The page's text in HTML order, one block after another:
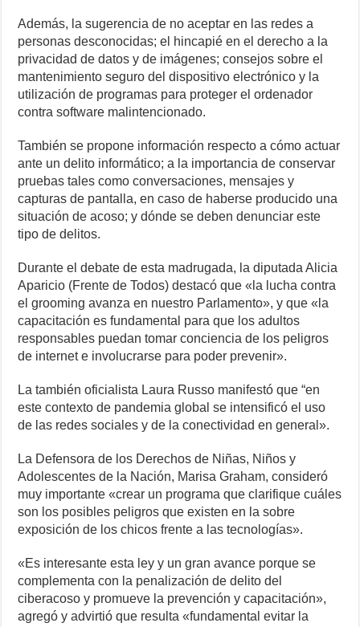
Además, la sugerencia de no aceptar en las redes a
personas desconocidas; el hincapié en el derecho a la
privacidad de datos y de imágenes; consejos sobre el
mantenimiento seguro del dispositivo electrónico y la
utilización de programas para proteger el ordenador
contra software malintencionado.
También se propone información respecto a cómo actuar
ante un delito informático; a la importancia de conservar
pruebas tales como conversaciones, mensajes y
capturas de pantalla, en caso de haberse producido una
situación de acoso; y dónde se deben denunciar este
tipo de delitos.
Durante el debate de esta madrugada, la diputada Alicia
Aparicio (Frente de Todos) destacó que «la lucha contra
el grooming avanza en nuestro Parlamento», y que «la
capacitación es fundamental para que los adultos
responsables puedan tomar conciencia de los peligros
de internet e involucrarse para poder prevenir».
La también oficialista Laura Russo manifestó que “en
este contexto de pandemia global se intensificó el uso
de las redes sociales y de la conectividad en general».
La Defensora de los Derechos de Niñas, Niños y
Adolescentes de la Nación, Marisa Graham, consideró
muy importante «crear un programa que clarifique cuáles
son los posibles peligros que existen en la sobre
exposición de los chicos frente a las tecnologías».
«Es interesante esta ley y un gran avance porque se
complementa con la penalización de delito del
ciberacoso y promueve la prevención y capacitación»,
agregó y advirtió que resulta «fundamental evitar la